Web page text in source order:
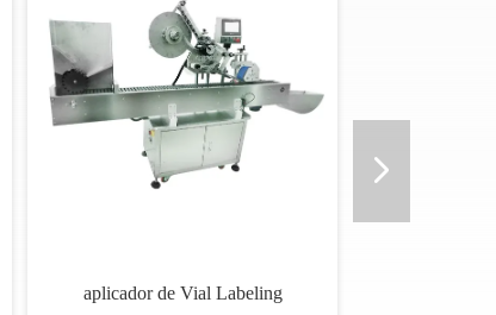
aplicador de Vial Labeling